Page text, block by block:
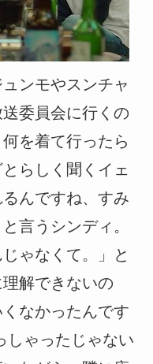
ンモやスンチャ
委員会に行くの
を着て行ったら
らしく聞くイェ
んですね、すみ
言うシンディ。
ゃなくて。」と
解できないの
なかったんです
しゃったじゃない